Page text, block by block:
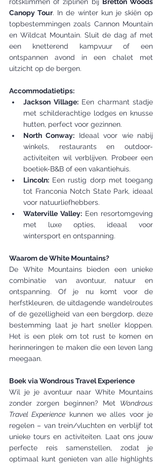
Canopy Tour. In de winter kun je skiën op
topbestemmingen zoals Cannon Mountain
en Wildcat Mountain. Sluit de dag af met
een knetterend kampvuur of een
ontspannen avond in een chalet met
uitzicht op de bergen.
Accommodatietips:
Jackson Village: Een charmant stadje
met schilderachtige lodges en knusse
hutten, perfect voor gezinnen.
North Conway: Ideaal voor wie nabij
winkels, restaurants en outdoor-
activiteiten wil verblijven. Probeer een
boetiek-B&B of een vakantiehuis.
Lincoln: Een rustig dorp met toegang
tot Franconia Notch State Park, ideaal
voor natuurliefhebbers.
Waterville Valley: Een resortomgeving
met luxe opties, ideaal voor
wintersport en ontspanning.
Waarom de White Mountains?
De White Mountains bieden een unieke
combinatie van avontuur, natuur en
ontspanning. Of je nu komt voor de
herfstkleuren, de uitdagende wandelroutes
of de gezelligheid van een bergdorp, deze
bestemming laat je hart sneller kloppen.
Het is een plek om tot rust te komen en
herinneringen te maken die een leven lang
meegaan.
Boek via Wondrous Travel Experience
Wil je je avontuur naar White Mountains
zonder zorgen beginnen? Met Wondrous
Travel Experience kunnen we alles voor je
regelen – van trein/vluchten en verblijf tot
unieke tours en activiteiten. Laat ons jouw
perfecte reis samenstellen, zodat je
optimaal kunt genieten van alle highlights